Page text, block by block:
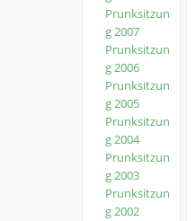
Prunksitzun
g 2007
Prunksitzun
g 2006
Prunksitzun
g 2005
Prunksitzun
g 2004
Prunksitzun
g 2003
Prunksitzun
g 2002